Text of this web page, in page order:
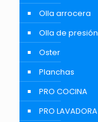
Olla arrocera
Olla de presión
Oster
Planchas
PRO COCINA
PRO LAVADORA